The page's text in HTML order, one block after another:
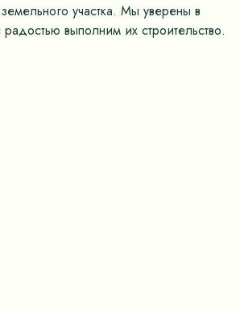
участка. Мы уверены в
выполним их строительство.